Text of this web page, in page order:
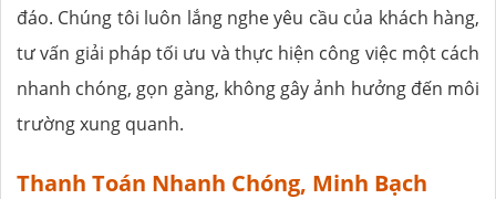
đáo. Chúng tôi luôn lắng nghe yêu cầu của khách hàng,
tư vấn giải pháp tối ưu và thực hiện công việc một cách
nhanh chóng, gọn gàng, không gây ảnh hưởng đến môi
trường xung quanh.
Thanh Toán Nhanh Chóng, Minh Bạch